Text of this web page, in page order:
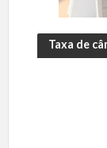
Taxa de